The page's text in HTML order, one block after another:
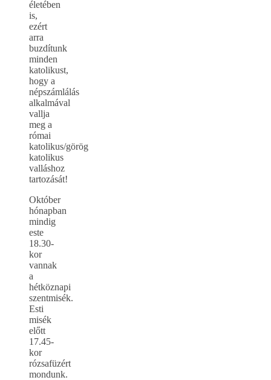
életében
is,
ezért
arra
buzdítunk
minden
katolikust,
hogy a
népszámlálás
alkalmával
vallja
meg a
római
katolikus/görög
katolikus
valláshoz
tartozását!
Október
hónapban
mindig
este
18.30-
kor
vannak
a
hétköznapi
szentmisék.
Esti
misék
előtt
17.45-
kor
rózsafüzért
mondunk.